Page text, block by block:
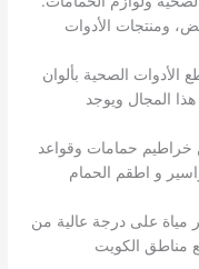
ومنتجات الأدوات
الأدوات الصحية بألوان
المجال ويوجد
خراطيم حمامات وقواعد
و اطقم الحمام
مياة على درجة عالية من
مناطق الكويت